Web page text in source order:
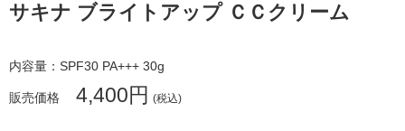
個人情報保護方針
特定商取引法に基づく表示
サキナ ブライトアップ ＣＣクリーム
内容量：SPF30 PA+++ 30g
販売価格 4,400円 (税込)